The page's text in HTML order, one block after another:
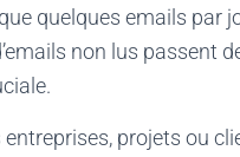
quelques emails par
non lus passent
projets ou